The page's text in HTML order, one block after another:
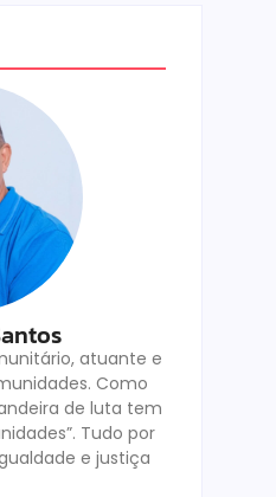
atuante e
Como
de luta tem
Tudo por
e justiça